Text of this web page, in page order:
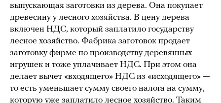
выпускающая заготовки из дерева. Она покупает
древесину у лесного хозяйства. В цену дерева
включен НДС, который заплатило государству
лесное хозяйство. Фабрика заготовок продает
заготовку фирме по производству деревянных
игрушек и тоже уплачивает НДС. При этом она
делает вычет «входящего» НДС из «исходящего» —
то есть уменьшает сумму своего налога на сумму,
которую уже заплатило лесное хозяйство. Таким